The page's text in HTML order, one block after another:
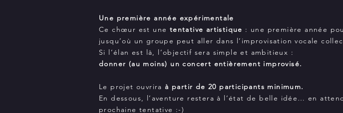
Une première année expérimentale
Ce chœur est une tentative artistique : une première année
jusqu’où un groupe peut aller dans l’improvisation vocale
Si l’élan est là, l’objectif sera simple et ambitieux :
donner (au moins) un concert entièrement improvisé.
Le projet ouvriraà partir de 20 participants minimum.
En dessous, l’aventure restera à l’état de belle idée… en
prochaine tentative :-)